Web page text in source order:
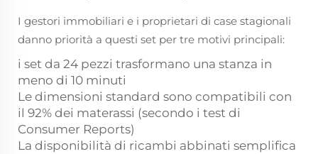
I gestori immobiliari e i proprietari di case stagionali
danno priorità a questi set per tre motivi principali:
i set da 24 pezzi trasformano una stanza in
meno di 10 minuti
Le dimensioni standard sono compatibili con
il 92% dei materassi (secondo i test di
Consumer Reports)
La disponibilità di ricambi abbinati semplifica